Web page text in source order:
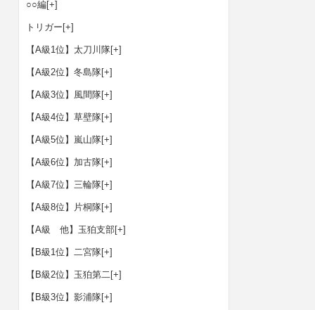
○○編[+]
トリガー [+]
【A級1位】太刀川隊[+]
【A級2位】冬島隊[+]
【A級3位】風間隊[+]
【A級4位】草壁隊[+]
【A級5位】嵐山隊[+]
【A級6位】加古隊[+]
【A級7位】三輪隊[+]
【A級8位】片桐隊[+]
【A級 他】玉狛支部[+]
【B級1位】二宮隊[+]
【B級2位】玉狛第二[+]
【B級3位】影浦隊[+]